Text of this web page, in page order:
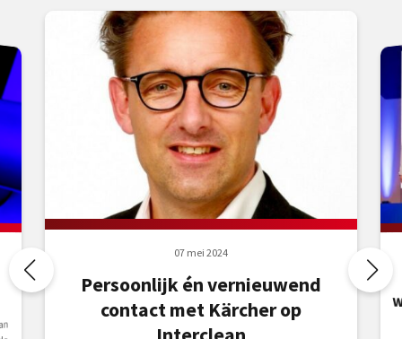
07 mei 2024
Persoonlijk én vernieuwend
contact met Kärcher op